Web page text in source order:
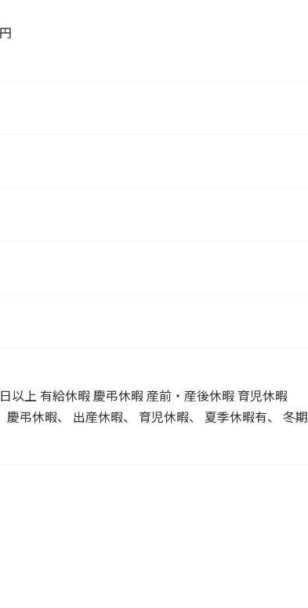
以上 有給休暇 慶弔休暇 産前・産後休暇 育児休暇
慶弔休暇、 出産休暇、 育児休暇、 夏季休暇有、 冬期